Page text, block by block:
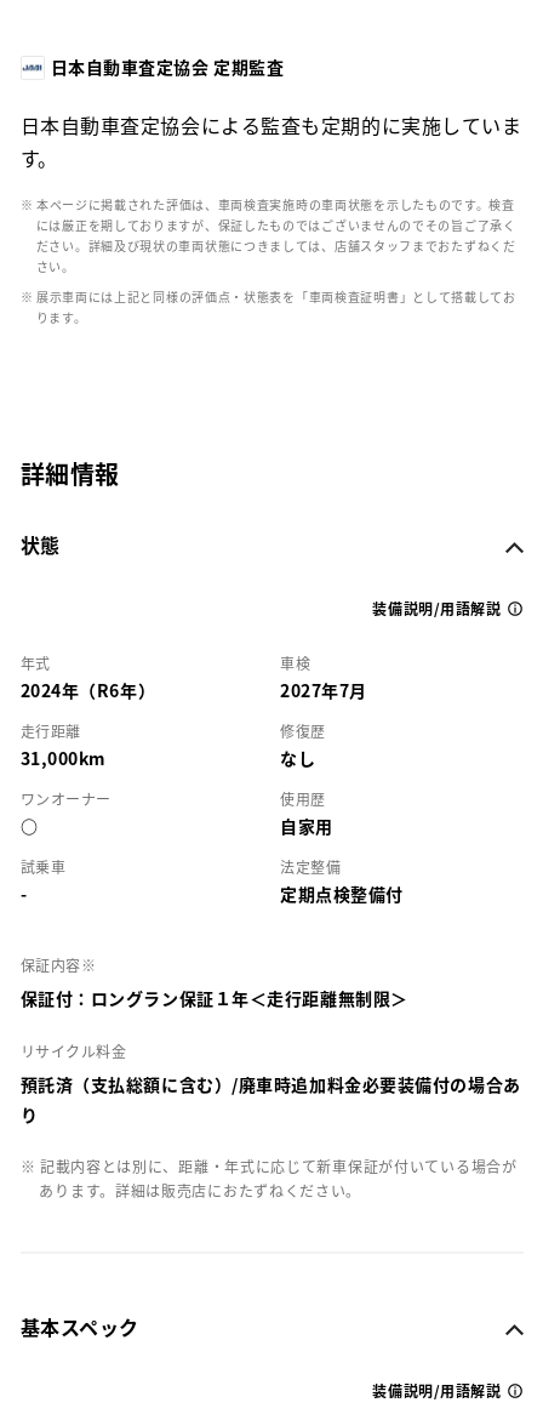
日本自動車査定協会 定期監査
日本自動車査定協会による監査も定期的に実施していま
す。
※ 本ページに掲載された評価は、車両検査実施時の車両状態を示したものです。検査
には厳正を期しておりますが、保証したものではございませんのでその旨ご了承く
ださい。詳細及び現状の車両状態につきましては、店舗スタッフまでおたずねくだ
さい。
※ 展示車両には上記と同様の評価点・状態表を「車両検査証明書」として搭載してお
ります。
詳細情報
状態
装備説明/用語解説
年式
2024年（R6年）
車検
2027年7月
走行距離
31,000km
修復歴
なし
ワンオーナー
○
使用歴
自家用
試乗車
-
法定整備
定期点検整備付
保証内容※
保証付：ロングラン保証１年＜走行距離無制限＞
リサイクル料金
預託済（支払総額に含む）/廃車時追加料金必要装備付の場合あ
り
※ 記載内容とは別に、距離・年式に応じて新車保証が付いている場合が
あります。詳細は販売店におたずねください。
基本スペック
装備説明/用語解説